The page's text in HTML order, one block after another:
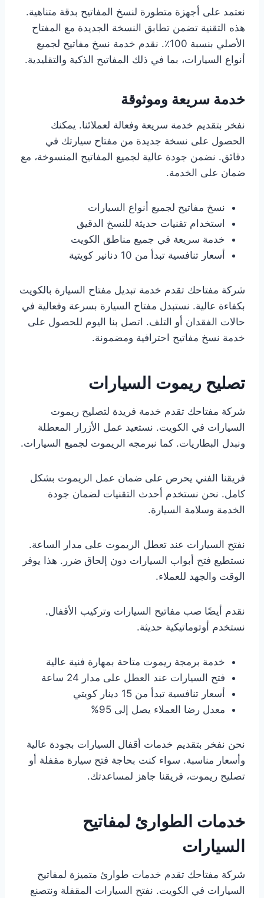
نعتمد على أجهزة متطورة لنسخ المفاتيح بدقة متناهية.
هذه التقنية تضمن تطابق النسخة الجديدة مع المفتاح
الأصلي بنسبة 100٪. نقدم خدمة نسخ مفاتيح لجميع
أنواع السيارات، بما في ذلك المفاتيح الذكية والتقليدية.
خدمة سريعة وموثوقة
نفخر بتقديم خدمة سريعة وفعالة لعملائنا. يمكنك
الحصول على نسخة جديدة من مفتاح سيارتك في
دقائق. نضمن جودة عالية لجميع المفاتيح المنسوخة، مع
ضمان على الخدمة.
نسخ مفاتيح لجميع أنواع السيارات
استخدام تقنيات حديثة للنسخ الدقيق
خدمة سريعة في جميع مناطق الكويت
أسعار تنافسية تبدأ من 10 دنانير كويتية
شركة مفتاحك تقدم خدمة تبديل مفتاح السيارة بالكويت
بكفاءة عالية. نستبدل مفتاح السيارة بسرعة وفعالية في
حالات الفقدان أو التلف. اتصل بنا اليوم للحصول على
خدمة نسخ مفاتيح احترافية ومضمونة.
تصليح ريموت السيارات
شركة مفتاحك تقدم خدمة فريدة لتصليح ريموت
السيارات في الكويت. نستعيد عمل الأزرار المعطلة
ونبدل البطاريات. كما نبرمجه الريموت لجميع السيارات.
فريقنا الفني يحرص على ضمان عمل الريموت بشكل
كامل. نحن نستخدم أحدث التقنيات لضمان جودة
الخدمة وسلامة السيارة.
نفتح السيارات عند تعطل الريموت على مدار الساعة.
نستطيع فتح أبواب السيارات دون إلحاق ضرر. هذا يوفر
الوقت والجهد للعملاء.
نقدم أيضًا صب مفاتيح السيارات وتركيب الأقفال.
نستخدم أوتوماتيكية حديثة.
خدمة برمجة ريموت متاحة بمهارة فنية عالية
فتح السيارات عند العطل على مدار 24 ساعة
أسعار تنافسية تبدأ من 15 دينار كويتي
معدل رضا العملاء يصل إلى 95%
نحن نفخر بتقديم خدمات أقفال السيارات بجودة عالية
وأسعار مناسبة. سواء كنت بحاجة فتح سيارة مقفلة أو
تصليح ريموت، فريقنا جاهز لمساعدتك.
خدمات الطوارئ لمفاتيح
السيارات
شركة مفتاحك تقدم خدمات طوارئ متميزة لمفاتيح
السيارات في الكويت. نفتح السيارات المقفلة ونتصنع